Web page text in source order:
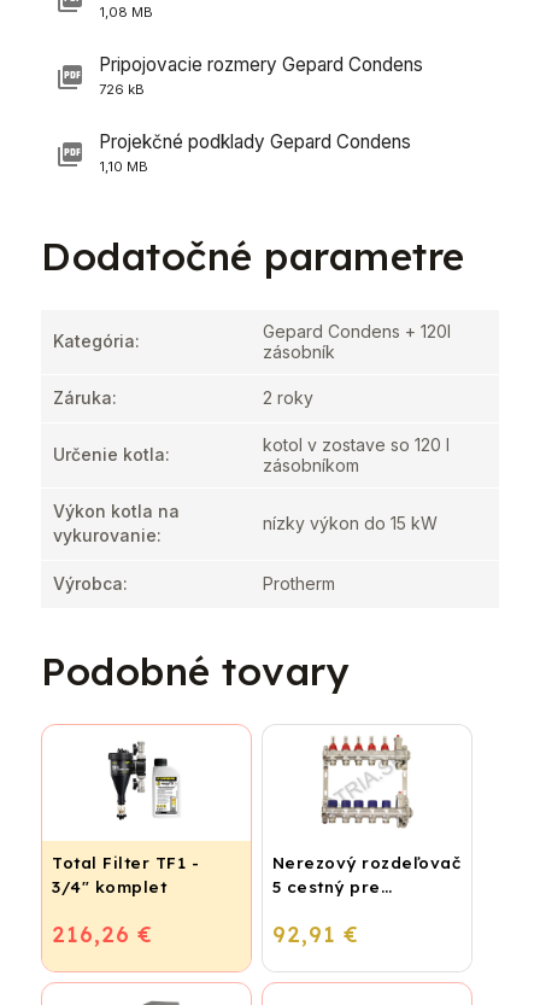
1,08 MB
Pripojovacie rozmery Gepard Condens
726 kB
Projekčné podklady Gepard Condens
1,10 MB
Dodatočné parametre
Kategória:
Gepard Condens + 120l
zásobník
Záruka: 2 roky
Určenie kotla:
kotol v zostave so 120 l
zásobníkom
Výkon kotla na
vykurovanie:
nízky výkon do 15 kW
Výrobca: Protherm
Podobné tovary
Total Filter TF1 -
3/4" komplet
216,26 €
Nerezový rozdeľovač
5 cestný pre
vykurovanie
92,91 €